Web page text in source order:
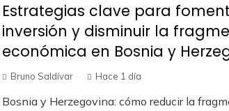
Estrategias clave para
inversión y disminuir la
económica en Bosnia y
Bruno Saldívar Hace 1 día
Bosnia y Herzegovina: cómo reducir la